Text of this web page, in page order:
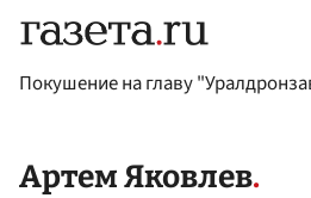
Покушение на главу
Артем Яковлев